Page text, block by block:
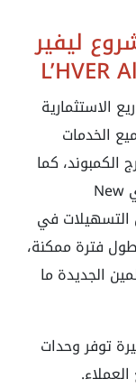
ليفير
L’HVER
الاستثمارية
الخدمات
الكمبوند، كما
New
التسهيلات في
فترة ممكنة،
الجديدة ما
توفر وحدات